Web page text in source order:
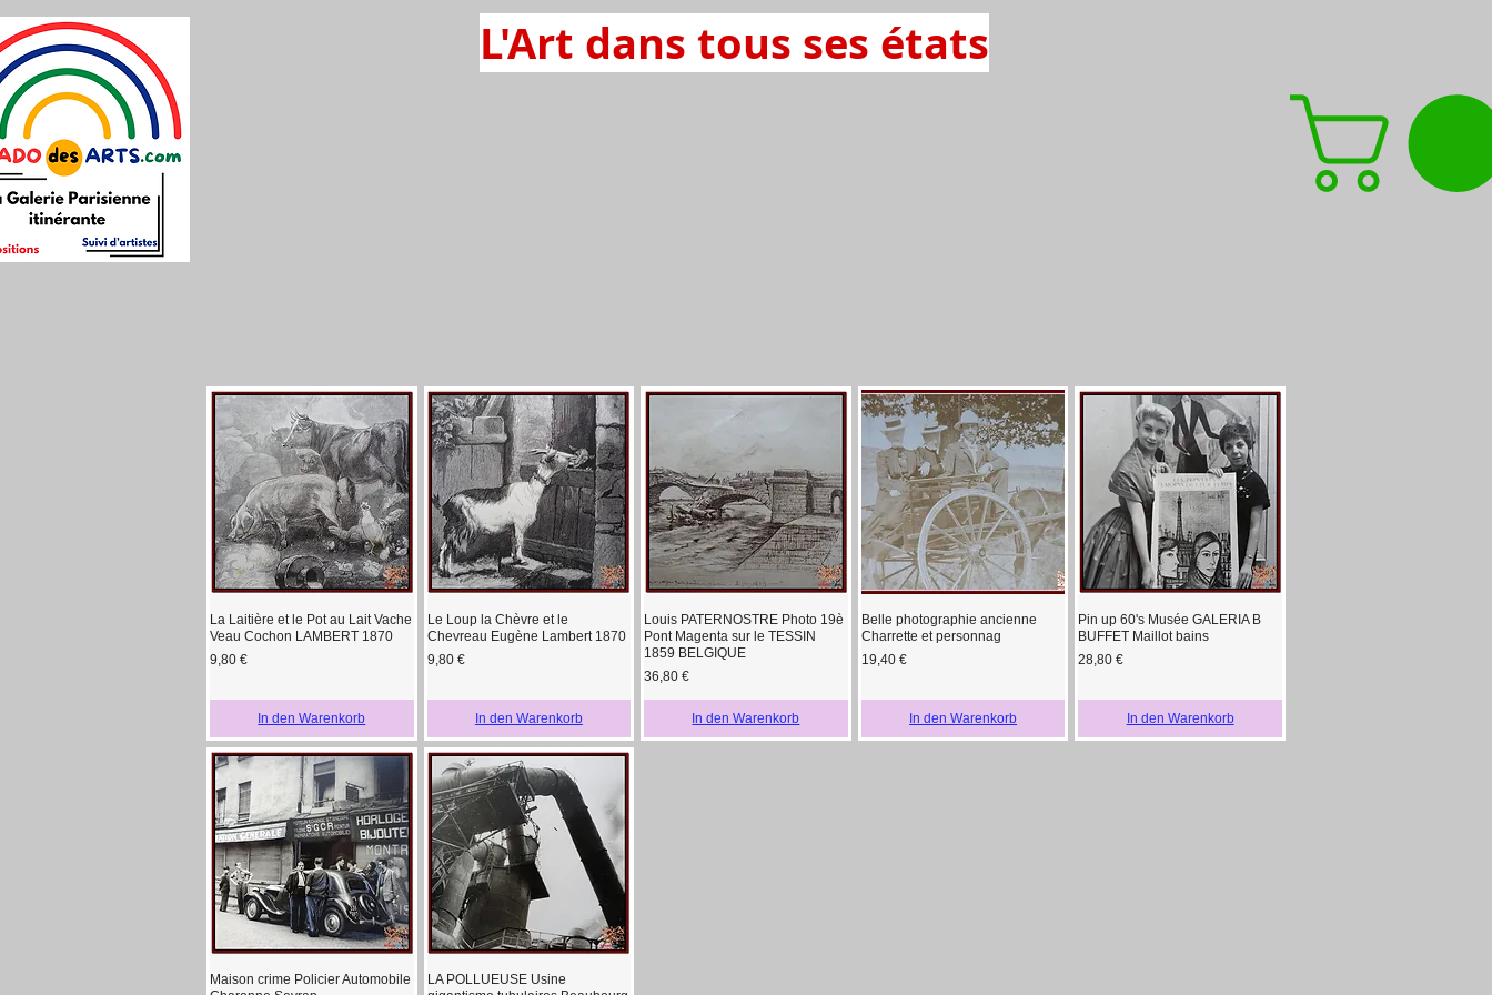
L'Art dans tous ses états
Schnellansicht
La Laitière et le Pot au Lait Vache
Veau Cochon LAMBERT 1870
Preis
9,80 €
In den Warenkorb
Schnellansicht
Le Loup la Chèvre et le
Chevreau Eugène Lambert 1870
Preis
9,80 €
In den Warenkorb
Schnellansicht
Louis PATERNOSTRE Photo 19è
Pont Magenta sur le TESSIN
1859 BELGIQUE
Preis
36,80 €
In den Warenkorb
Schnellansicht
Belle photographie ancienne
Charrette et personnag
Preis
19,40 €
In den Warenkorb
Schnellansicht
Pin up 60's Musée GALERIA B
BUFFET Maillot bains
Preis
28,80 €
In den Warenkorb
Schnellansicht
Maison crime Policier Automobile
Schnellansicht
LA POLLUEUSE Usine